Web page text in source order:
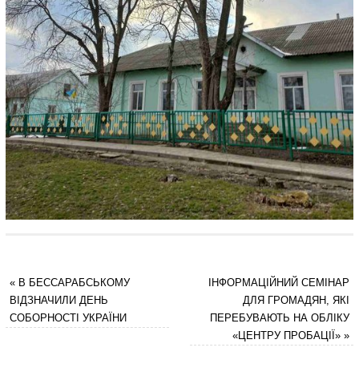
«В БЕССАРАБСЬКОМУ
ВІДЗНАЧИЛИ ДЕНЬ
СОБОРНОСТІ УКРАЇНИ
ІНФОРМАЦІЙНИЙ СЕМІНАР
ДЛЯ ГРОМАДЯН, ЯКІ
ПЕРЕБУВАЮТЬ НА ОБЛІКУ
«ЦЕНТРУ ПРОБАЦІЇ»»